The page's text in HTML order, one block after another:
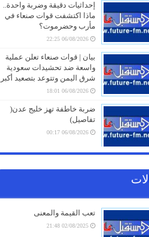
إحداثيات دقيقة وضربة واحدة..
ماذا اكتشفت قوات صنعاء في
مأرب وحضرموت؟
06/08/2026 22:25
بيان | قوات صنعاء تعلن عملية
واسعة ضد تحشيدات سعودية
شرق اليمن وتتوعد بتصعيد أكبر
06/08/2026 18:01
ضربة خاطفة تهز خليج عدن(
تفاصيل)
06/08/2026 00:17
المهرة وتغذي السوق السوداء
شهادات الطلاب تتحول إلى ورقة
تعب القيمة والمعنى
02/08/2025 21:48